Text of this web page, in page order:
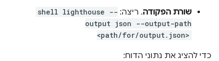
שורת הפקודה. ריצה: shell lighthouse --
output json --output-path
<path/for/output.json>
כדי להציג את נתוני הדוח: